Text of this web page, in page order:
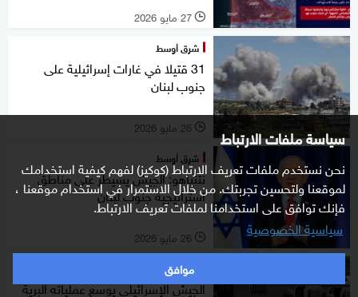
سياسة ملفات الارتباط
نحن نستخدم ملفات تعريف الارتباط (كوكيز) لفهم كيفية استخدامك
لموقعنا ولتحسين تجربتك. من خلال الاستمرار في استخدام موقعنا ،
فإنك توافق على استخدامنا لملفات تعريف الارتباط.
سياسية الخصوصية
موافق
l 27 مايو 2026
شرق أوسط
31 قتيلا في غارات إسرائيلية على
جنوب لبنان
l 26 مايو 2026
شرق أوسط
نتنياهو: الجيش يسيطر على مناطق
استراتيجية جنوب لبنان
l 26 مايو 2026
شرق أوسط
الجيش الإسرائيلي يوسع عملياته البرية